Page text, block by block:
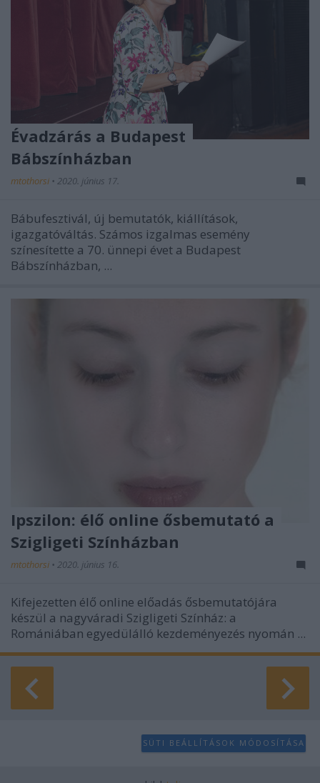
Évadzárás a Budapest
Bábszínházban
mtothorsi • 2020. június 17.
Bábufesztivál, új bemutatók, kiállítások,
igazgatóváltás. Számos izgalmas esemény
színesítette a 70. ünnepi évet a Budapest
Bábszínházban, ...
Ipszilon: élő online ősbemutató a
Szigligeti Színházban
mtothorsi • 2020. június 16.
Kifejezetten élő online előadás ősbemutatójára
készül a nagyváradi Szigligeti Színház: a
Romániában egyedülálló kezdeményezés nyomán ...
SÜTI BEÁLLÍTÁSOK MÓDOSÍTÁSA